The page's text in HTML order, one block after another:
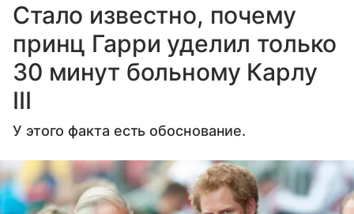
Стало известно, почему
принц Гарри уделил только
30 минут больному Карлу
III
У этого факта есть обоснование.